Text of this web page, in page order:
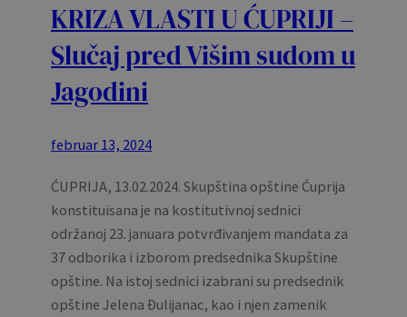
KRIZA VLASTI U ĆUPRIJI –
Slučaj pred Višim sudom u
Jagodini
februar 13, 2024
ĆUPRIJA, 13.02.2024. Skupština opštine Ćuprija
konstituisana je na kostitutivnoj sednici
održanoj 23. januara potvrđivanjem mandata za
37 odborika i izborom predsednika Skupštine
opštine. Na istoj sednici izabrani su predsednik
opštine Jelena Đulijanac, kao i njen zamenik